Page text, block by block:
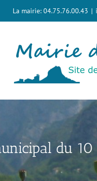
La mairie: 04.75.76.00.43 |
du